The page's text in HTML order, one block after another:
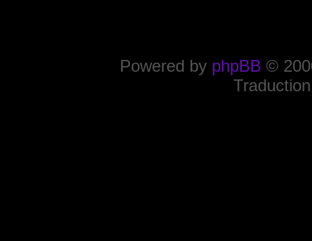
Powered by phpBB ©